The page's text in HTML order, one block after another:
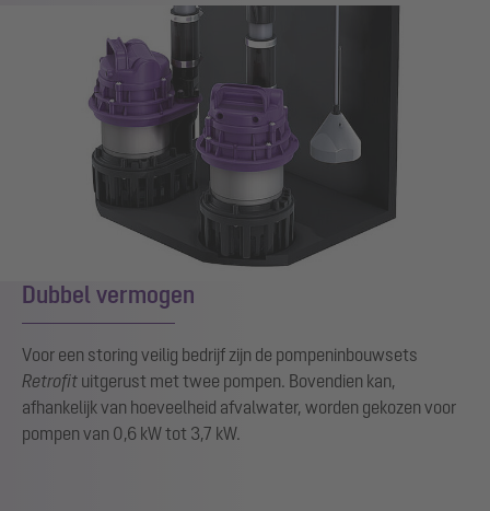
Dubbel vermogen
Voor een storing veilig bedrijf zijn de pompeninbouwsets
Retrofit uitgerust met twee pompen. Bovendien kan,
afhankelijk van hoeveelheid afvalwater, worden gekozen voor
pompen van 0,6 kW tot 3,7 kW.